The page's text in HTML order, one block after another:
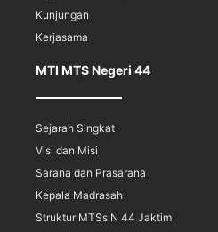
Kunjungan
Kerjasama
MTI MTS Negeri 44
Sejarah Singkat
Visi dan Misi
Sarana dan Prasarana
Kepala Madrasah
Struktur MTSs N 44 Jaktim